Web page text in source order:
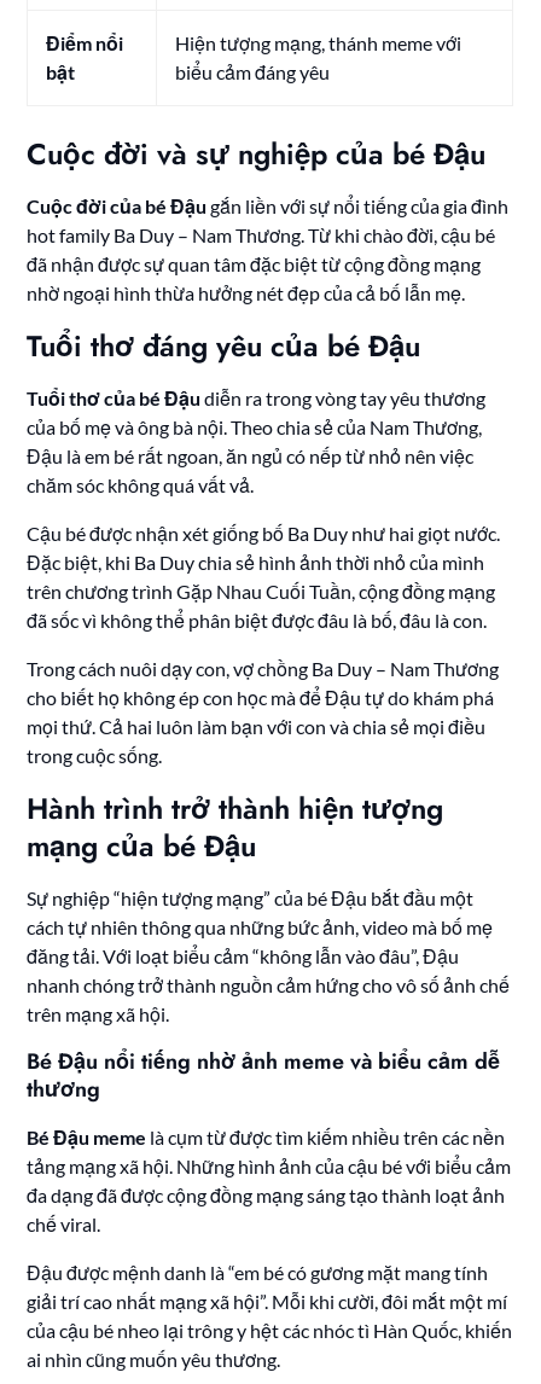
Điểm nổi
bật
Hiện tượng mạng, thánh meme với
biểu cảm đáng yêu
Cuộc đời và sự nghiệp của bé Đậu
Cuộc đời của bé Đậu gắn liền với sự nổi tiếng của gia đình
hot family Ba Duy – Nam Thương. Từ khi chào đời, cậu bé
đã nhận được sự quan tâm đặc biệt từ cộng đồng mạng
nhờ ngoại hình thừa hưởng nét đẹp của cả bố lẫn mẹ.
Tuổi thơ đáng yêu của bé Đậu
Tuổi thơ của bé Đậu diễn ra trong vòng tay yêu thương
của bố mẹ và ông bà nội. Theo chia sẻ của Nam Thương,
Đậu là em bé rất ngoan, ăn ngủ có nếp từ nhỏ nên việc
chăm sóc không quá vất vả.
Cậu bé được nhận xét giống bố Ba Duy như hai giọt nước.
Đặc biệt, khi Ba Duy chia sẻ hình ảnh thời nhỏ của mình
trên chương trình Gặp Nhau Cuối Tuần, cộng đồng mạng
đã sốc vì không thể phân biệt được đâu là bố, đâu là con.
Trong cách nuôi dạy con, vợ chồng Ba Duy – Nam Thương
cho biết họ không ép con học mà để Đậu tự do khám phá
mọi thứ. Cả hai luôn làm bạn với con và chia sẻ mọi điều
trong cuộc sống.
Hành trình trở thành hiện tượng
mạng của bé Đậu
Sự nghiệp “hiện tượng mạng” của bé Đậu bắt đầu một
cách tự nhiên thông qua những bức ảnh, video mà bố mẹ
đăng tải. Với loạt biểu cảm “không lẫn vào đâu”, Đậu
nhanh chóng trở thành nguồn cảm hứng cho vô số ảnh chế
trên mạng xã hội.
Bé Đậu nổi tiếng nhờ ảnh meme và biểu cảm dễ
thương
Bé Đậu meme là cụm từ được tìm kiếm nhiều trên các nền
tảng mạng xã hội. Những hình ảnh của cậu bé với biểu cảm
đa dạng đã được cộng đồng mạng sáng tạo thành loạt ảnh
chế viral.
Đậu được mệnh danh là “em bé có gương mặt mang tính
giải trí cao nhất mạng xã hội”. Mỗi khi cười, đôi mắt một mí
của cậu bé nheo lại trông y hệt các nhóc tì Hàn Quốc, khiến
ai nhìn cũng muốn yêu thương.